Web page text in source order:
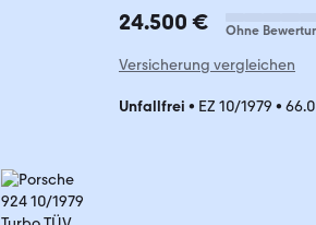
24.500 € Ohne
Versicherung vergleichen
Unfallfrei • EZ 10/1979 •